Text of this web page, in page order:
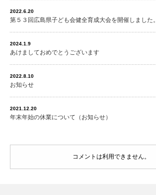
2022.6.20
第５３回広島県子ども会健全育成大会を開催しました。
2024.1.9
あけましておめでとうございます
2022.8.10
お知らせ
2021.12.20
年末年始の休業について（お知らせ）
コメントは利用できません。